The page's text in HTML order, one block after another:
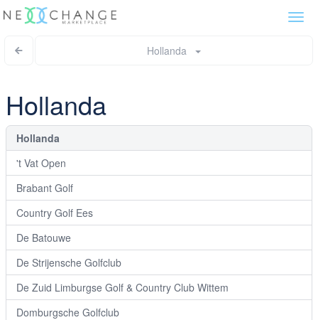
Hollanda
Hollanda
Hollanda
't Vat Open
Brabant Golf
Country Golf Ees
De Batouwe
De Strijensche Golfclub
De Zuid Limburgse Golf & Country Club Wittem
Domburgsche Golfclub